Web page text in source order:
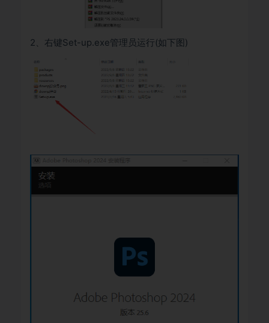
2、右键Set-up.exe管理员运行(如下图)